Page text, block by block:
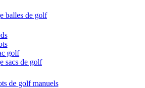
balles de golf
golf
sacs de golf
de golf manuels